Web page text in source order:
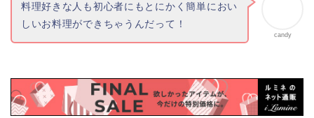
candy
料理好きな人も初心者にもとにかく簡単におい
しいお料理ができちゃうんだって！